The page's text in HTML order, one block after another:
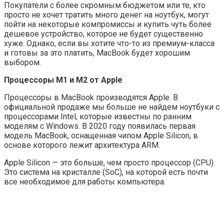
Покупатели с более скромным бюджетом или те, кто
просто не хочет тратить много денег на ноутбук, могут
пойти на некоторые компромиссы и купить чуть более
дешевое устройство, которое не будет существенно
хуже. Однако, если вы хотите что-то из премиум-класса
и готовы за это платить, MacBook будет хорошим
выбором.
Процессоры M1 и М2 от Apple
Процессоры в MacBook производятся Apple. В
официальной продаже мы больше не найдем ноутбуки с
процессорами Intel, которые известны по ранним
моделям с Windows. В 2020 году появилась первая
модель MacBook, оснащенная чипом Apple Silicon, в
основе которого лежит архитектура ARM.
Apple Silicon — это больше, чем просто процессор (CPU).
Это система на кристалле (SoC), на которой есть почти
все необходимое для работы компьютера.